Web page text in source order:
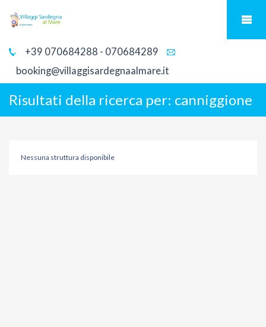
+39 070684288 - 070684289
booking@villaggisardegnaalmare.it
Risultati della ricerca per: canniggione
Nessuna struttura disponibile